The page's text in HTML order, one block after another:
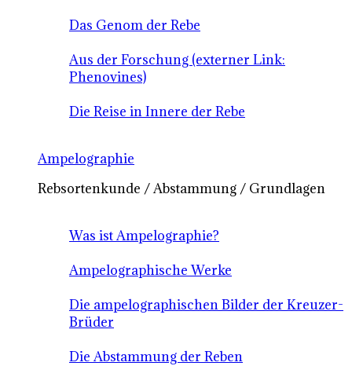
Das Genom der Rebe
Aus der Forschung (externer Link:
Phenovines)
Die Reise in Innere der Rebe
Ampelographie
Rebsortenkunde / Abstammung / Grundlagen
Was ist Ampelographie?
Ampelographische Werke
Die ampelographischen Bilder der Kreuzer-
Brüder
Die Abstammung der Reben